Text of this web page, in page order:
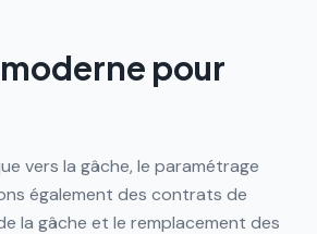
pour
vers la gâche, le paramétrage
également des contrats de
la gâche et le remplacement des